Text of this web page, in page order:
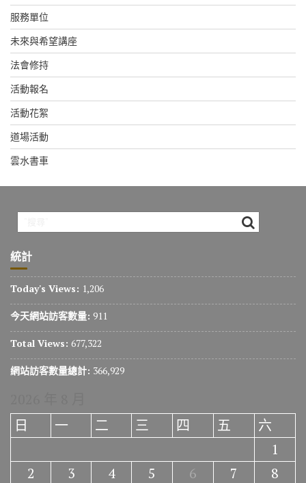
服務單位
未來與希望講座
法會修持
活動報名
活動花絮
道場活動
雲水書車
統計
Today's Views: 1,206
今天網站訪客數量: 911
Total Views: 677,322
網站訪客數量總計: 366,929
日
一 二 三 四 五
六
1
2
3 4 5 6 7
8